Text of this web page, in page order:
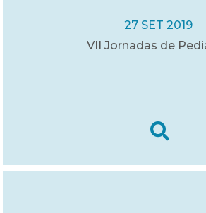
27 SET 2019
VII Jornadas de